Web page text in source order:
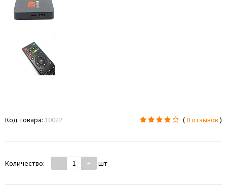
Код товара: 10022 (0 отзывов )
Количество: - + шт